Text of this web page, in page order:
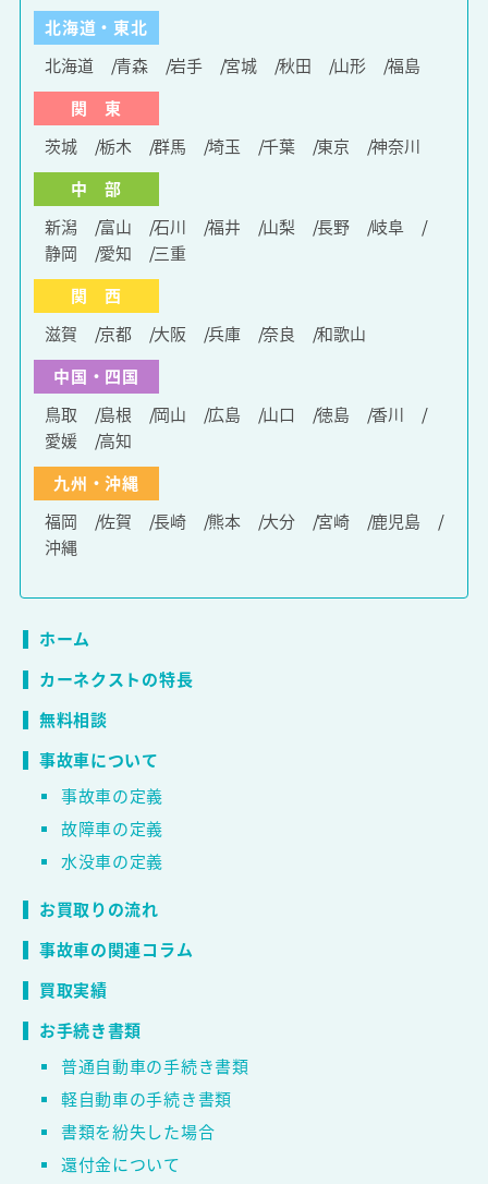
北海道・東北
北海道
青森 岩手 宮城 秋田 山形
福島
関 東
茨城
栃木 群馬 埼玉 千葉 東京
神奈川
中 部
新潟
富山 石川 福井 山梨 長野
岐阜
静岡
愛知
三重
関 西
滋賀
京都 大阪 兵庫 奈良
和歌山
中国・四国
鳥取
島根 岡山 広島 山口 徳島
香川
愛媛
高知
九州・沖縄
福岡
佐賀 長崎 熊本 大分 宮崎
鹿児島
沖縄
ホーム
カーネクストの特長
無料相談
事故車について
事故車の定義
故障車の定義
水没車の定義
お買取りの流れ
事故車の関連コラム
買取実績
お手続き書類
普通自動車の手続き書類
軽自動車の手続き書類
書類を紛失した場合
還付金について